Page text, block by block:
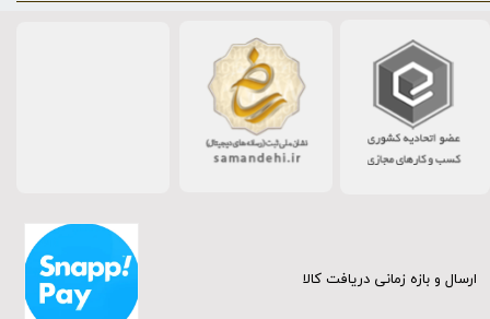
ارسال و بازه زمانی دریافت کالا